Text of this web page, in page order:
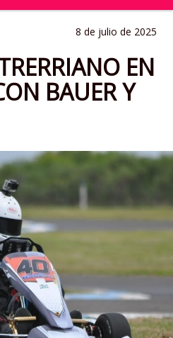
8 de julio de 2025
EN
BAUER Y